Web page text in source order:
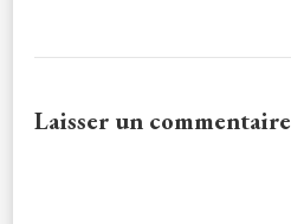
Laisser un commentaire